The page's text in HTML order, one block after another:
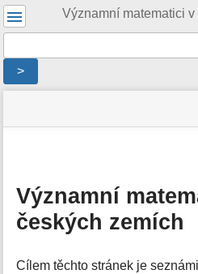
Významní matematici
Nástroje
>
Uživatelské
nástroje
stránky
pro
e
t
a
d
t
Významní
českých zemích
Cílem těchto stránek je